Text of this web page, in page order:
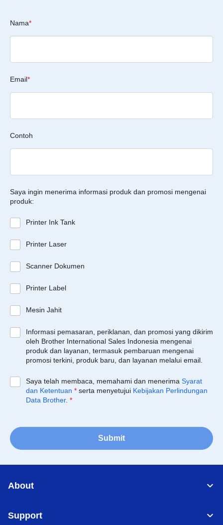
Nama*
Email*
Contoh
Saya ingin menerima informasi produk dan promosi mengenai
produk:
Printer Ink Tank
Printer Laser
Scanner Dokumen
Printer Label
Mesin Jahit
Informasi pemasaran, periklanan, dan promosi yang dikirim
oleh Brother International Sales Indonesia mengenai
produk dan layanan, termasuk pembaruan mengenai
promosi terkini, produk baru, dan layanan melalui email.
Saya telah membaca, memahami dan menerima Syarat
dan Ketentuan * serta menyetujui Kebijakan Perlindungan
Data Brother. *
Submit
About
Support